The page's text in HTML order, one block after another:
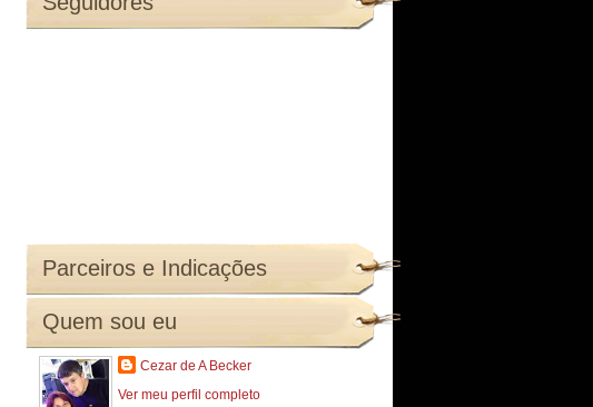
Parceiros e Indicações
Quem sou eu
Cezar de A Becker
Ver meu perfil completo